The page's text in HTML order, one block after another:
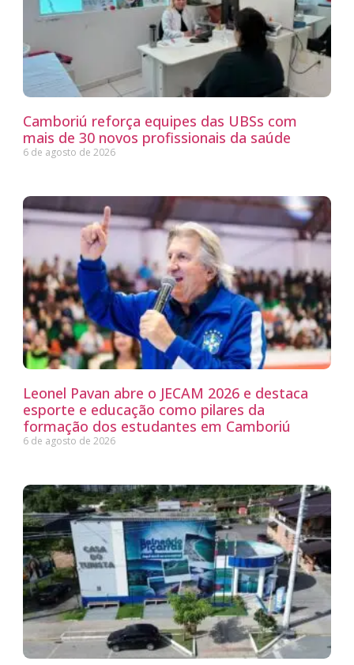
Camboriú reforça equipes das UBSs com
mais de 30 novos profissionais da saúde
6 de agosto de 2026
Leonel Pavan abre o JECAM 2026 e destaca
esporte e educação como pilares da
formação dos estudantes em Camboriú
6 de agosto de 2026